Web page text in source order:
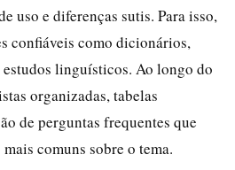
uso e diferenças sutis. Para isso,
confiáveis como dicionários,
linguísticos. Ao longo do
organizadas, tabelas
de perguntas frequentes que
comuns sobre o tema.